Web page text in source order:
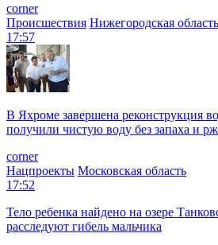
corner
Происшествия Нижегородская область
17:57
В Яхроме завершена реконструкция
получили чистую воду без запаха и
corner
Нацпроекты Московская область
17:52
Тело ребенка найдено на озере
расследуют гибель мальчика